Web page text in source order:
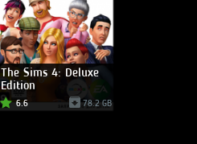
The Sims 4: Deluxe
Edition
6.6 78.2 GB